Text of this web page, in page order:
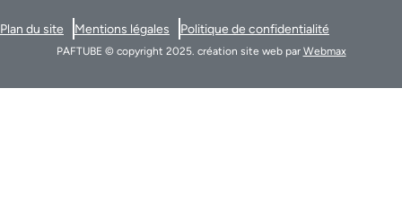
PAFTUBE © copyright 2025. création site web par Webmax
Plan du site Mentions légales Politique de confidentialité